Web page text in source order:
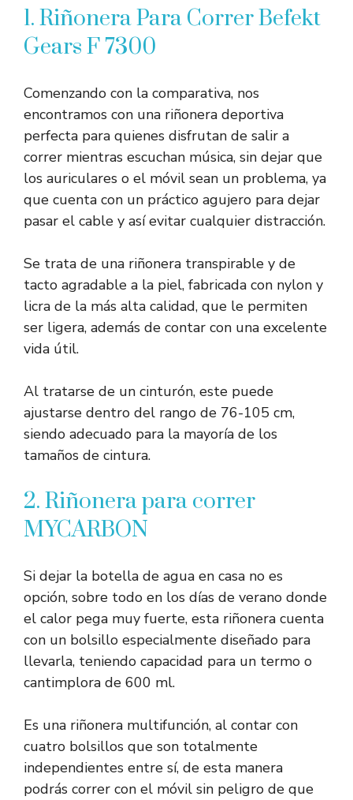
1. Riñonera Para Correr Befekt
Gears F 7300
Comenzando con la comparativa, nos
encontramos con una riñonera deportiva
perfecta para quienes disfrutan de salir a
correr mientras escuchan música, sin dejar que
los auriculares o el móvil sean un problema, ya
que cuenta con un práctico agujero para dejar
pasar el cable y así evitar cualquier distracción.
Se trata de una riñonera transpirable y de
tacto agradable a la piel, fabricada con nylon y
licra de la más alta calidad, que le permiten
ser ligera, además de contar con una excelente
vida útil.
Al tratarse de un cinturón, este puede
ajustarse dentro del rango de 76-105 cm,
siendo adecuado para la mayoría de los
tamaños de cintura.
2. Riñonera para correr
MYCARBON
Si dejar la botella de agua en casa no es
opción, sobre todo en los días de verano donde
el calor pega muy fuerte, esta riñonera cuenta
con un bolsillo especialmente diseñado para
llevarla, teniendo capacidad para un termo o
cantimplora de 600 ml.
Es una riñonera multifunción, al contar con
cuatro bolsillos que son totalmente
independientes entre sí, de esta manera
podrás correr con el móvil sin peligro de que